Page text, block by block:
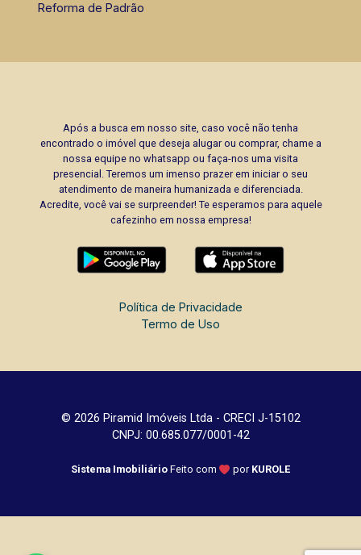
Reforma de Padrão
Após a busca em nosso site, caso você não tenha
encontrado o imóvel que deseja alugar ou comprar, chame a
nossa equipe no whatsapp ou faça-nos uma visita
presencial. Teremos um imenso prazer em iniciar o seu
atendimento de maneira humanizada e diferenciada.
Acredite, você vai se surpreender! Te esperamos para aquele
cafezinho em nossa empresa!
Política de Privacidade
Termo de Uso
© 2026 Piramid Imóveis Ltda - CRECI J-15102
CNPJ: 00.685.077/0001-42
Sistema Imobiliário Feito com por KUROLE